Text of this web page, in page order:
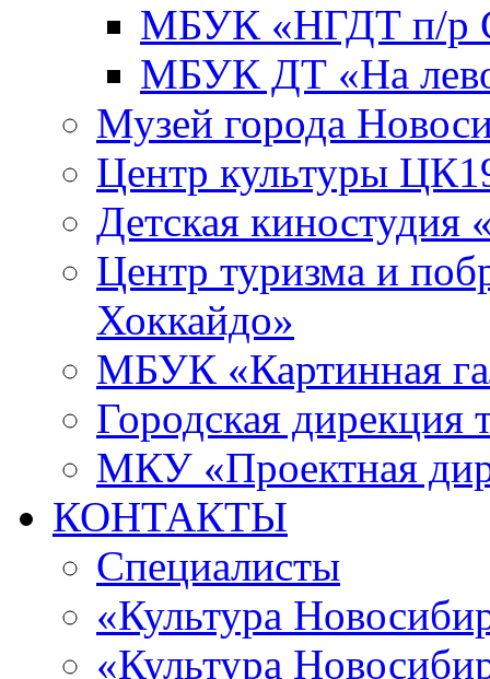
МБУК «НГДТ п/р
МБУК ДТ «На
Музей города
Центр культуры
Детская киностудия
Центр туризма и
Хоккайдо»
МБУК «Картинная
Городская дирекция
МКУ «Проектная
КОНТАКТЫ
Специалисты
«Культура
«Культура